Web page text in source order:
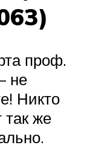
проф.
не
Никто
же